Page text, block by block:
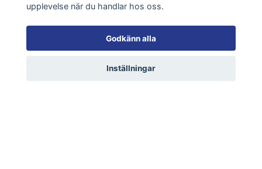
Sociala medier
upplevelse när du handlar hos oss.
Godkänn alla
Inställningar